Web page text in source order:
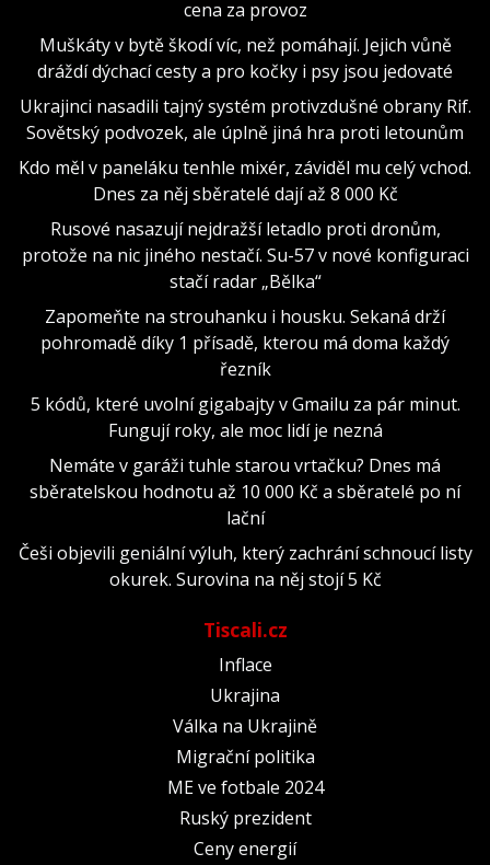
cena za provoz
Muškáty v bytě škodí víc, než pomáhají. Jejich vůně
dráždí dýchací cesty a pro kočky i psy jsou jedovaté
Ukrajinci nasadili tajný systém protivzdušné obrany Rif.
Sovětský podvozek, ale úplně jiná hra proti letounům
Kdo měl v paneláku tenhle mixér, záviděl mu celý vchod.
Dnes za něj sběratelé dají až 8 000 Kč
Rusové nasazují nejdražší letadlo proti dronům,
protože na nic jiného nestačí. Su-57 v nové konfiguraci
stačí radar „Bělka“
Zapomeňte na strouhanku i housku. Sekaná drží
pohromadě díky 1 přísadě, kterou má doma každý
řezník
5 kódů, které uvolní gigabajty v Gmailu za pár minut.
Fungují roky, ale moc lidí je nezná
Nemáte v garáži tuhle starou vrtačku? Dnes má
sběratelskou hodnotu až 10 000 Kč a sběratelé po ní
lační
Češi objevili geniální výluh, který zachrání schnoucí listy
okurek. Surovina na něj stojí 5 Kč
Tiscali.cz
Inflace
Ukrajina
Válka na Ukrajině
Migrační politika
ME ve fotbale 2024
Ruský prezident
Ceny energií